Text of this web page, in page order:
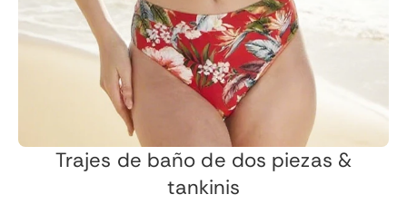
Trajes de baño de dos piezas &
tankinis